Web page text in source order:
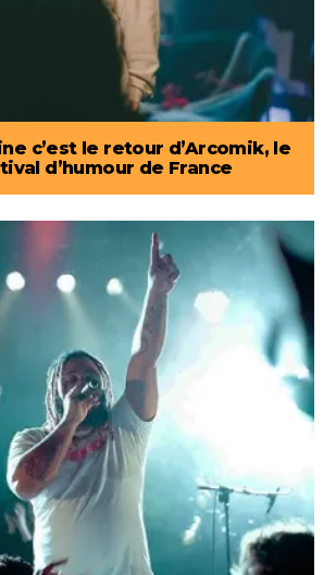
c’est le retour d’Arcomik, le
d’humour de France